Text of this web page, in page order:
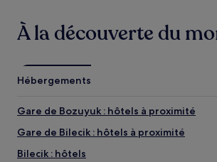
À la découverte du
Hébergements
Gare de Bozuyuk : hôtels à proximité
Gare de Bilecik : hôtels à proximité
Bilecik : hôtels